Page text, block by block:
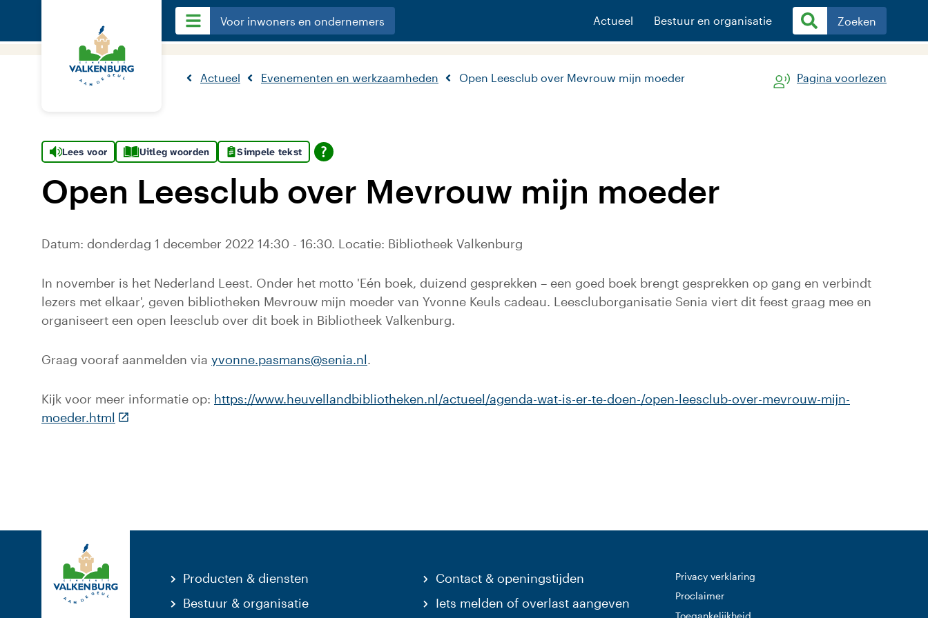
Voor inwoners en ondernemers Actueel Bestuur en organisatie Zoeken
Actueel Evenementen en werkzaamheden Open Leesclub over Mevrouw mijn moeder Pagina voorlezen
Lees voor Uitleg woorden Simpele tekst
Open Leesclub over Mevrouw mijn moeder
Datum: donderdag 1 december 2022 14:30 - 16:30. Locatie: Bibliotheek Valkenburg
In november is het Nederland Leest. Onder het motto 'Eén boek, duizend gesprekken – een goed boek brengt gesprekken op gang en verbindt
lezers met elkaar', geven bibliotheken Mevrouw mijn moeder van Yvonne Keuls cadeau. Leescluborganisatie Senia viert dit feest graag mee en
organiseert een open leesclub over dit boek in Bibliotheek Valkenburg.
Graag vooraf aanmelden via yvonne.pasmans@senia.nl.
Kijk voor meer informatie op: https://www.heuvellandbibliotheken.nl/actueel/agenda-wat-is-er-te-doen-/open-leesclub-over-mevrouw-mijn-
moeder.html (Deze link gaat naar een externe website)
Producten & diensten
Bestuur & organisatie
Contact & openingstijden
Iets melden of overlast aangeven
Privacy verklaring
Proclaimer
Toegankelijkheid